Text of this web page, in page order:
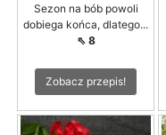
Sezon na bób powoli
dobiega końca, dlatego...
⇖ 8
Zobacz przepis!